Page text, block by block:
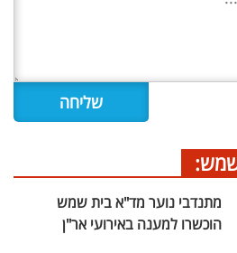
מתנדבי נוער מד"א בית שמש
הוכשרו למענה באירועי אר"ן